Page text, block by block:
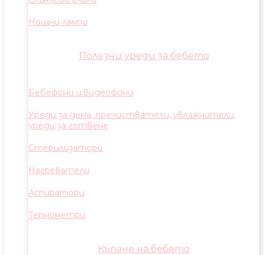
Нощни лампи
Полезни уреди за бебето
Бебефони и видеофони
Уреди за дома, пречистватели, увлажнители,
уреди за готвене
Стерилизатори
Нагреватели
Аспиратори
Термометри
Къпане на бебето